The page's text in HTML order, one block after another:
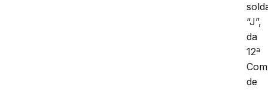
“J”,
da
12ª
de